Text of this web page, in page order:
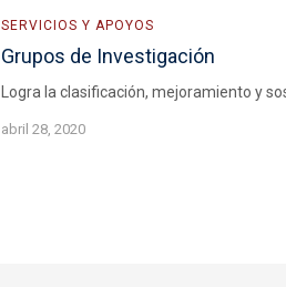
SERVICIOS Y APOYOS
Grupos de Investigación
Logra la clasificación, mejoramiento y
abril 28, 2020